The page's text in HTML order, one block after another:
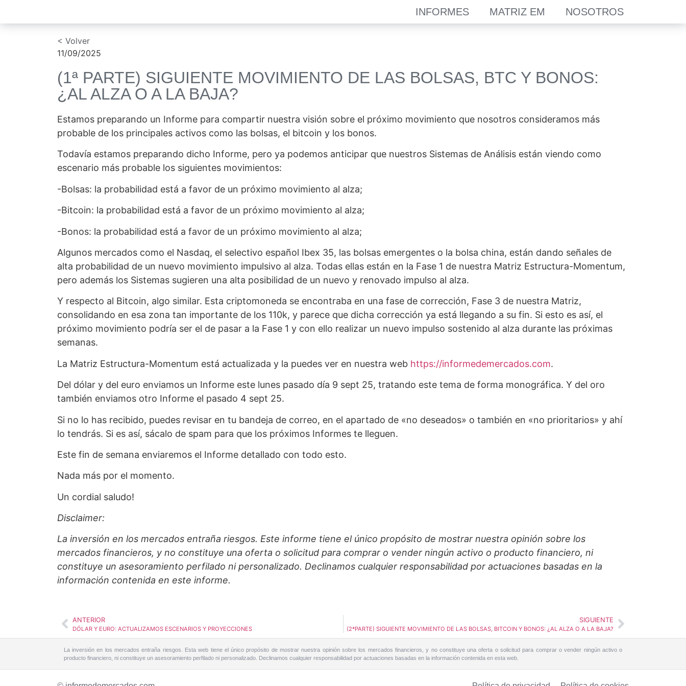
INFORMES MATRIZ EM NOSOTROS
< Volver
11/09/2025
(1ª PARTE) SIGUIENTE MOVIMIENTO DE LAS BOLSAS, BTC Y BONOS:
¿AL ALZA O A LA BAJA?
Estamos preparando un Informe para compartir nuestra visión sobre el próximo movimiento que nosotros consideramos más
probable de los principales activos como las bolsas, el bitcoin y los bonos.
Todavía estamos preparando dicho Informe, pero ya podemos anticipar que nuestros Sistemas de Análisis están viendo como
escenario más probable los siguientes movimientos:
-Bolsas: la probabilidad está a favor de un próximo movimiento al alza;
-Bitcoin: la probabilidad está a favor de un próximo movimiento al alza;
-Bonos: la probabilidad está a favor de un próximo movimiento al alza;
Algunos mercados como el Nasdaq, el selectivo español Ibex 35, las bolsas emergentes o la bolsa china, están dando señales de
alta probabilidad de un nuevo movimiento impulsivo al alza. Todas ellas están en la Fase 1 de nuestra Matriz Estructura-Momentum,
pero además los Sistemas sugieren una alta posibilidad de un nuevo y renovado impulso al alza.
Y respecto al Bitcoin, algo similar. Esta criptomoneda se encontraba en una fase de corrección, Fase 3 de nuestra Matriz,
consolidando en esa zona tan importante de los 110k, y parece que dicha corrección ya está llegando a su fin. Si esto es así, el
próximo movimiento podría ser el de pasar a la Fase 1 y con ello realizar un nuevo impulso sostenido al alza durante las próximas
semanas.
La Matriz Estructura-Momentum está actualizada y la puedes ver en nuestra web https://informedemercados.com.
Del dólar y del euro enviamos un Informe este lunes pasado día 9 sept 25, tratando este tema de forma monográfica. Y del oro
también enviamos otro Informe el pasado 4 sept 25.
Si no lo has recibido, puedes revisar en tu bandeja de correo, en el apartado de «no deseados» o también en «no prioritarios» y ahí
lo tendrás. Si es así, sácalo de spam para que los próximos Informes te lleguen.
Este fin de semana enviaremos el Informe detallado con todo esto.
Nada más por el momento.
Un cordial saludo!
Disclaimer:
La inversión en los mercados entraña riesgos. Este informe tiene el único propósito de mostrar nuestra opinión sobre los
mercados financieros, y no constituye una oferta o solicitud para comprar o vender ningún activo o producto financiero, ni
constituye un asesoramiento perfilado ni personalizado. Declinamos cualquier responsabilidad por actuaciones basadas en la
información contenida en este informe.
ANTERIOR
DÓLAR Y EURO: ACTUALIZAMOS ESCENARIOS Y PROYECCIONES
SIGUIENTE
(2ªPARTE) SIGUIENTE MOVIMIENTO DE LAS BOLSAS, BITCOIN Y BONOS: ¿AL ALZA O A LA BAJA?
La inversión en los mercados entraña riesgos. Esta web tiene el único propósito de mostrar nuestra opinión sobre los mercados financieros, y no constituye una oferta o solicitud para comprar o vender ningún activo o
producto financiero, ni constituye un asesoramiento perfilado ni personalizado. Declinamos cualquier responsabilidad por actuaciones basadas en la información contenida en esta web.